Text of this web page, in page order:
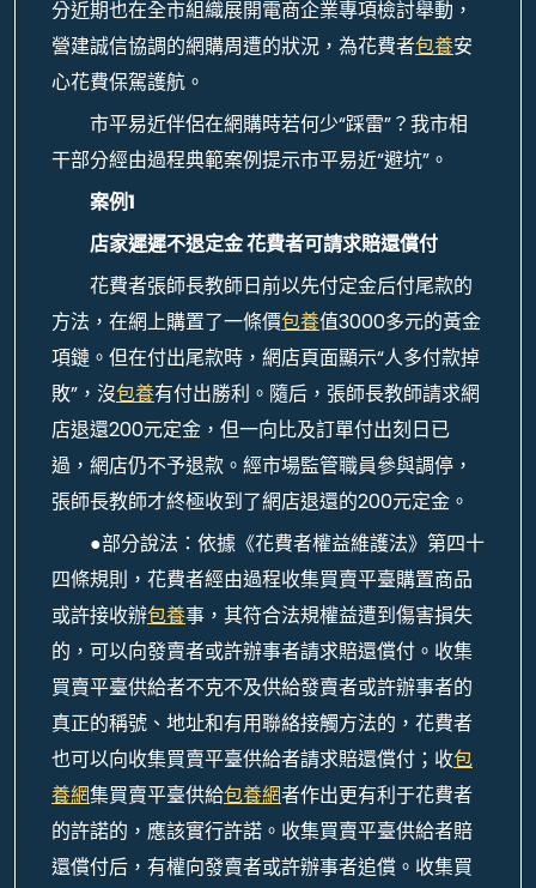
分近期也在全市組織展開電商企業專項檢討舉動，
營建誠信協調的網購周遭的狀況，為花費者包養安
心花費保駕護航。
市平易近伴侶在網購時若何少“踩雷”？我市相
干部分經由過程典範案例提示市平易近“避坑”。
案例1
店家遲遲不退定金 花費者可請求賠還償付
花費者張師長教師日前以先付定金后付尾款的
方法，在網上購置了一條價包養值3000多元的黃金
項鏈。但在付出尾款時，網店頁面顯示“人多付款掉
敗”，沒包養有付出勝利。隨后，張師長教師請求網
店退還200元定金，但一向比及訂單付出刻日已
過，網店仍不予退款。經市場監管職員參與調停，
張師長教師才終極收到了網店退還的200元定金。
●部分說法：依據《花費者權益維護法》第四十
四條規則，花費者經由過程收集買賣平臺購置商品
或許接收辦包養事，其符合法規權益遭到傷害損失
的，可以向發賣者或許辦事者請求賠還償付。收集
買賣平臺供給者不克不及供給發賣者或許辦事者的
真正的稱號、地址和有用聯絡接觸方法的，花費者
也可以向收集買賣平臺供給者請求賠還償付；收包
養網集買賣平臺供給包養網者作出更有利于花費者
的許諾的，應該實行許諾。收集買賣平臺供給者賠
還償付后，有權向發賣者或許辦事者追償。收集買